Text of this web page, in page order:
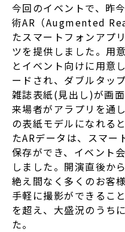
今回のイベントで、昨
術AR（Augmented
たスマートフォンアプ
ツを提供しました。用
とイベント向けに用意
ードされ、ダブルタッ
雑誌表紙(見出し)が画
来場者がアラプリを通
の表紙モデルになれる
たARデータは、スマー
保存ができ、イベント
しました。開演直後か
絶え間なく多くのお客
手軽に撮影ができるこ
を超え、大盛況のうち
た。